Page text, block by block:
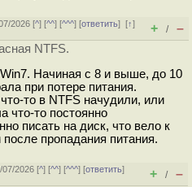
2026 [^] [^^] [^^^] [ответить][↑]
+ / –
NTFS.
Начиная с 8 и выше, до 10
при потере питания.
то в NTFS начудили, или
что-то постоянно
писать на диск, что вело к
пропадания питания.
07/2026 [^] [^^] [^^^] [ответить]
+ / –